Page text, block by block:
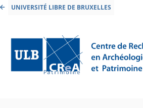
UNIVERSITÉ LIBRE DE BRUXELLES